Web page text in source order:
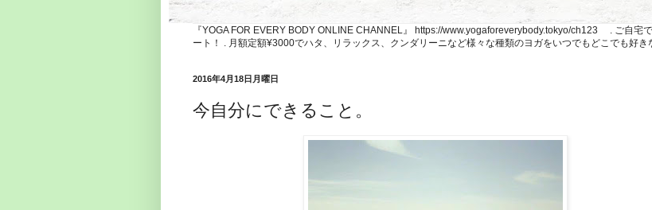
『YOGA FOR EVERY BODY ONLINE CHANNEL』 https://www.yogaforeverybody.tokyo/ch123 . ご自宅
ート！ . 月額定額¥3000でハタ、リラックス、クンダリーニなど様々な種類のヨガをいつでもどこでも好き
2016年4月18日月曜日
今自分にできること。